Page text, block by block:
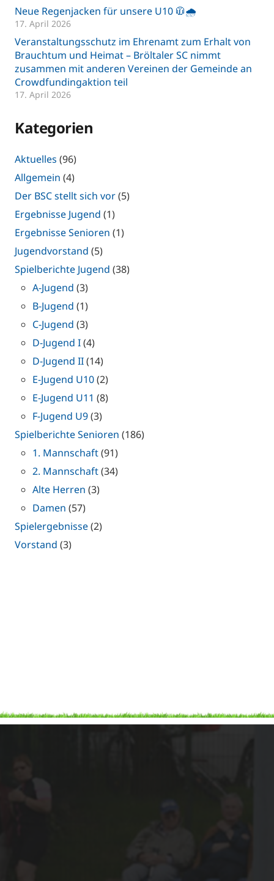
Neue Regenjacken für unsere U10 🧥🌧️
17. April 2026
Veranstaltungsschutz im Ehrenamt zum Erhalt von
Brauchtum und Heimat – Bröltaler SC nimmt
zusammen mit anderen Vereinen der Gemeinde an
Crowdfundingaktion teil
17. April 2026
Kategorien
Aktuelles (96)
Allgemein (4)
Der BSC stellt sich vor(5)
Ergebnisse Jugend (1)
Ergebnisse Senioren (1)
Jugendvorstand (5)
Spielberichte Jugend (38)
A-Jugend (3)
B-Jugend (1)
C-Jugend (3)
D-Jugend I(4)
D-Jugend II(14)
E-Jugend U10(2)
E-Jugend U11 (8)
F-Jugend U9(3)
Spielberichte Senioren (186)
1. Mannschaft(91)
2. Mannschaft(34)
Alte Herren (3)
Damen (57)
Spielergebnisse(2)
Vorstand (3)